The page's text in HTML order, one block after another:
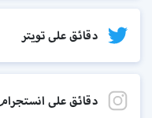
دقائق على تويتر
دقائق على انستجرام